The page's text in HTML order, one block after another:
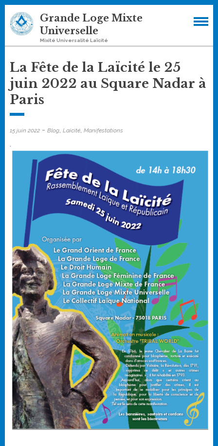
Skip
to
content
Grande Loge Mixte
Universelle
Mixité Universalité Laïcité
La Fête de la Laïcité le 25
juin 2022 au Square Nadar à
Paris
15 juin 2022 - Blog, Laïcité, Manifestations